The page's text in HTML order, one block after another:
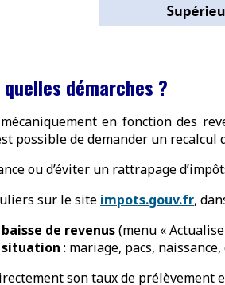
démarches ?
en fonction des
possible de demander un
ou d’éviter un rattrapage
sur le site impots.gouv.fr,
de revenus(menu «
situation : mariage, pacs,
son taux de prélèvement